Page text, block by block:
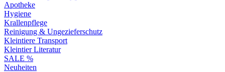
Apotheke
Hygiene
Krallenpflege
Reinigung & Ungezieferschutz
Kleintiere Transport
Kleintier Literatur
SALE %
Neuheiten